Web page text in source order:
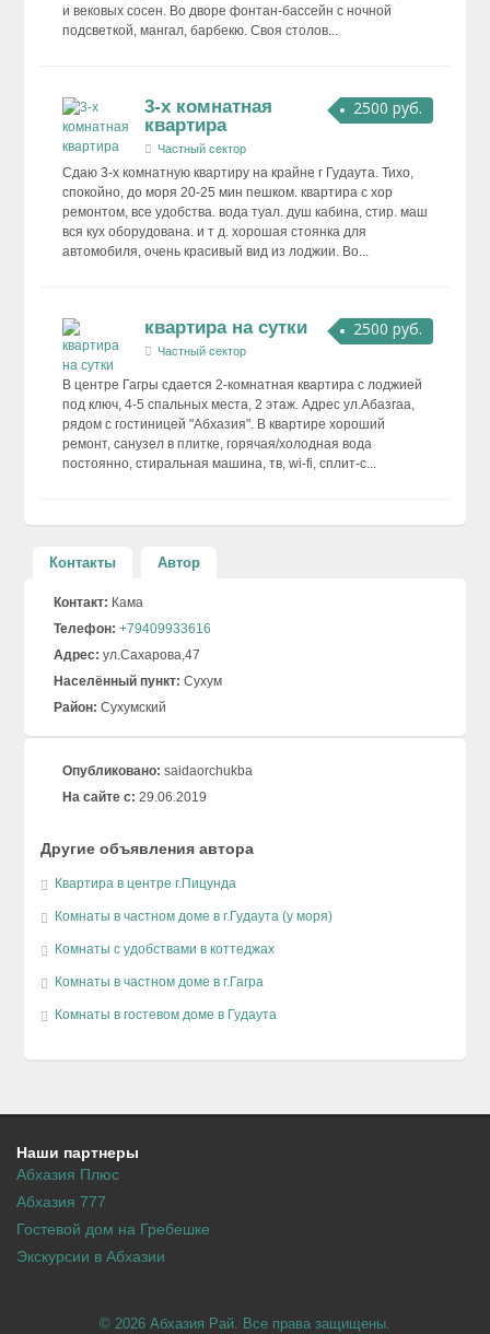
и вековых сосен. Во дворе фонтан-бассейн с ночной
подсветкой, мангал, барбекю. Своя столов...
2500 руб.
3-х комнатная
квартира
Частный сектор
Сдаю 3-х комнатную квартиру на крайне г Гудаута. Тихо,
спокойно, до моря 20-25 мин пешком. квартира с хор
ремонтом, все удобства. вода туал. душ кабина, стир. маш
вся кух оборудована. и т д. хорошая стоянка для
автомобиля, очень красивый вид из лоджии. Во...
2500 руб.
квартира на сутки
Частный сектор
В центре Гагры сдается 2-комнатная квартира с лоджией
под ключ, 4-5 спальных места, 2 этаж. Адрес ул.Абазгаа,
рядом с гостиницей "Абхазия". В квартире хороший
ремонт, санузел в плитке, горячая/холодная вода
постоянно, стиральная машина, тв, wi-fi, сплит-с...
Контакты Автор
Контакт: Кама
Телефон: +79409933616
Адрес: ул.Сахарова,47
Населённый пункт: Сухум
Район: Сухумский
Опубликовано: saidaorchukba
На сайте с: 29.06.2019
Другие объявления автора
Квартира в центре г.Пицунда
Комнаты в частном доме в г.Гудаута (у моря)
Комнаты с удобствами в коттеджах
Комнаты в частном доме в г.Гагра
Комнаты в гостевом доме в Гудаута
Наши партнеры
Абхазия Плюс
Абхазия 777
Гостевой дом на Гребешке
Экскурсии в Абхазии
© 2026 Абхазия Рай. Все права защищены.